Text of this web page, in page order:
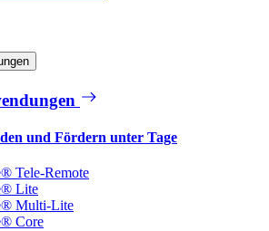
und Fördern unter Tage
Tele-Remote
Lite
Multi-Lite
Core